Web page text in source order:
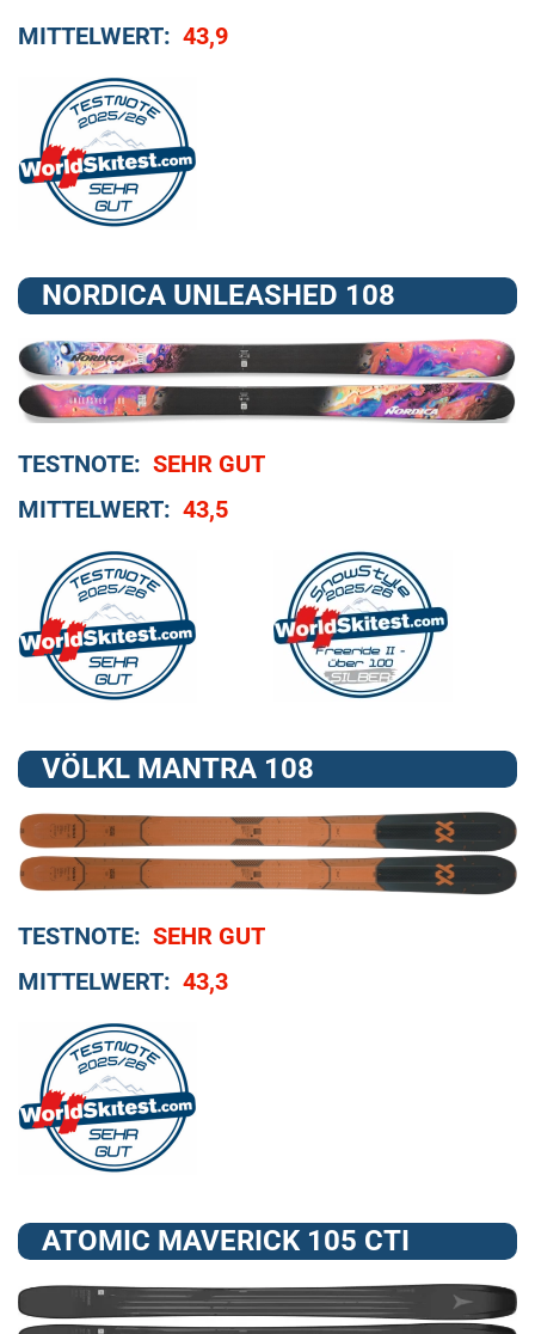
MITTELWERT: 43,9
NORDICA UNLEASHED 108
TESTNOTE: SEHR GUT
MITTELWERT: 43,5
VÖLKL MANTRA 108
TESTNOTE: SEHR GUT
MITTELWERT: 43,3
ATOMIC MAVERICK 105 CTI